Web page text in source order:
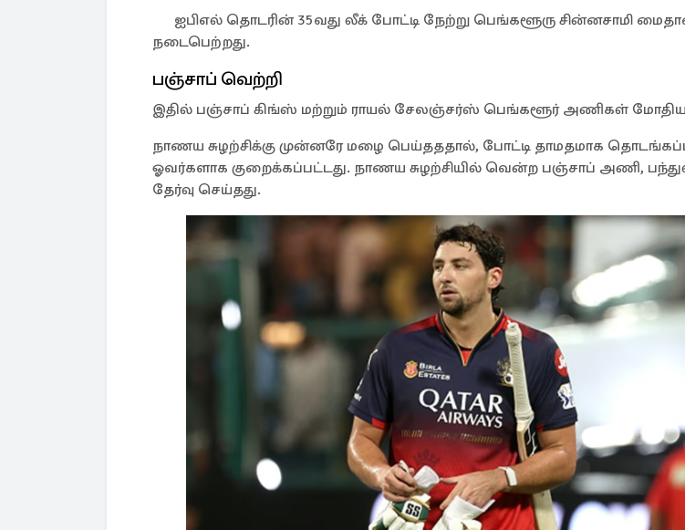
ஐபிஎல் தொடரின் 35வது லீக் போட்டி நேற்று பெங்களூரு சின்னசாமி
நடைபெற்றது.
பஞ்சாப் வெற்றி
இதில் பஞ்சாப் கிங்ஸ் மற்றும் ராயல் சேலஞ்சர்ஸ் பெங்களூர் அணிகள்
நாணய சுழற்சிக்கு முன்னரே மழை பெய்தததால், போட்டி தாமதமாக
ஓவர்களாக குறைக்கப்பட்டது. நாணய சுழற்சியில் வென்ற பஞ்சாப் அணி,
தேர்வு செய்தது.